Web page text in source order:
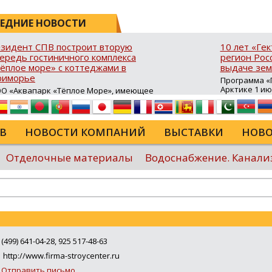
НОВОСТИ
СПВ построит вторую
гостиничного комплекса
море» с коттеджами в
«Аквапарк «Тёплое Море», имеющее
резидента свободного порта
(СПВ), продолжает развитие
инфраструктуры в Хасанском
Приморского края. В посёлке
на юго‑восточном побережье
Брюса стартовало
второй очереди гостиничного
«Тёплое море». В рамках проекта
процедура свободной таможенной
(СТЗ), позволяющая ...
10 лет
регион
выдаче
Программа
Арктике 1
10 лет в ДФО
время она
для
сельского
программы
России...
НОВОСТИ КОМПАНИЙ ВЫСТАВКИ
Отделочные материалы Водоснабжение.
Еще
(499) 641-04-28, 925 517-48-63
http://www.firma-stroycenter.ru